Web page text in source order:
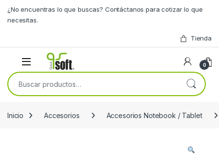
¿No encuentras lo que buscas? Contáctanos para cotizar lo que
necesitas.
Tienda
0
Buscar por:
Inicio Accesorios Accesorios Notebook / Tablet